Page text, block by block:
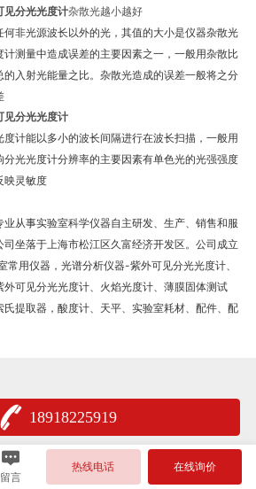
见分光光度计杂散光越小越好
非光源波长以外的光，其值的大小是仪器杂散光
测量中造成误差的主要因素之一，一般用杂散比
入射光能量之比。杂散光造成的误差一般将之分
见分光光度计
度计能以多小的波长间隔进行在波长扫描，一般用
光光度计分辨率的主要因素有单色光的光强强度
映灵敏度‌
业从事实验室科学仪器自主研发、生产、销售和服
坐落于上海市松江区久富经济开发区。公司成立
常用仪器，光谱分析仪器-紫外可见分光光度计、
可见分光光度计、火焰光度计、薄膜固体测试
提取器，酸度计、天平、实验室耗材、配件、配
18918225919
留言
热线电话 在线询价